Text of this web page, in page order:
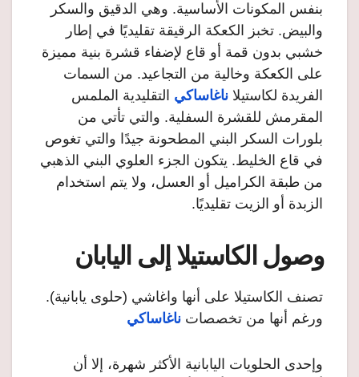
بنفس المكونات الأساسية. وهي الدقيق والسكر
والبيض. تخبز الكعكة الرقيقة تقليديًا في إطار
خشبي بدون قمة أو قاع لإضفاء قشرة بنية مميزة
على الكعكة وخالية من التجاعيد. من السمات
الفريدة لكاستيلا ناغاساكي التقليدية الملمس
المقرمش للقشرة السفلية. والتي تأتي من
بلورات السكر البني المطحونة جيدًا والتي تغوص
في قاع الخليط. يتكون الجزء العلوي البني الذهبي
من طبقة الكراميل أو العسل، ولا يتم استخدام
الزبدة أو الزيت تقليديًا.
وصول الكاستيلا إلى اليابان
تصنف الكاستيلا على أنها واغاشي (حلوى يابانية).
ورغم أنها من تخصصات ناغاساكي
وإحدى الحلويات اليابانية الأكثر شهرة، إلا أن